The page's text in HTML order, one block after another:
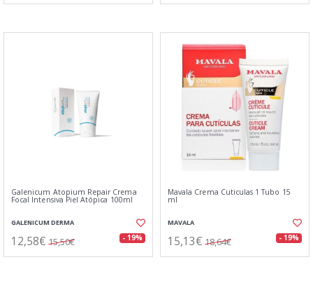
Galenicum Atopium Repair Crema
Focal Intensiva Piel Atópica 100ml
GALENICUM DERMA
12,58€ 15,50€ - 19%
Mavala Crema Cuticulas 1 Tubo 15
ml
MAVALA
15,13€ 18,64€ - 19%